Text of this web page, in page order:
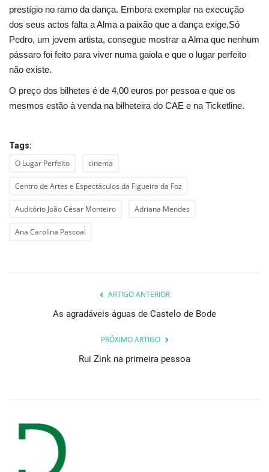
prestígio no ramo da dança. Embora exemplar na execução
dos seus actos falta a Alma a paixão que a dança exige,Só
Pedro, um jovem artista, consegue mostrar a Alma que nenhum
pássaro foi feito para viver numa gaiola e que o lugar perfeito
não existe.
O preço dos bilhetes é de 4,00 euros por pessoa e que os
mesmos estão à venda na bilheteira do CAE e na Ticketline.
Tags:
O Lugar Perfeito cinema
Centro de Artes e Espectáculos da Figueira da Foz
Auditório João César Monteiro Adriana Mendes
Ana Carolina Pascoal
ARTIGO ANTERIOR
As agradáveis águas de Castelo de Bode
PRÓXIMO ARTIGO
Rui Zink na primeira pessoa